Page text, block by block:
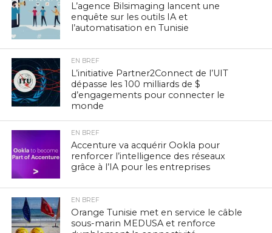
L’agence Bilsimaging lancent une
enquête sur les outils IA et
l’automatisation en Tunisie
EN BREF
L’initiative Partner2Connect de l’UIT
dépasse les 100 milliards de $
d’engagements pour connecter le
monde
EN BREF
Accenture va acquérir Ookla pour
renforcer l’intelligence des réseaux
grâce à l’IA pour les entreprises
EN BREF
Orange Tunisie met en service le câble
sous-marin MEDUSA et renforce